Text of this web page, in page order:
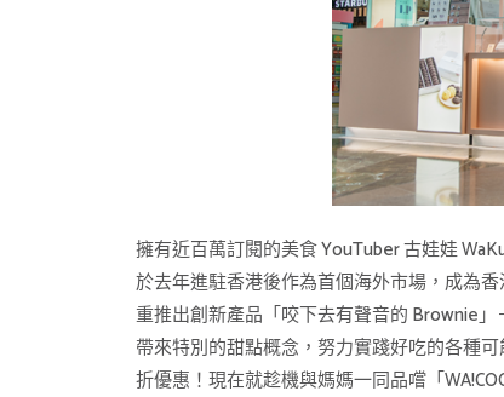
擁有近百萬訂閱的美食 YouTuber 古娃娃
於去年進駐香港後作為首個海外市場，成為
重推出創新產品「咬下去有聲音的 Brownie
帶來特別的甜點概念，努力實踐好吃的各種
折優惠！現在就趁機與媽媽一同品嚐「